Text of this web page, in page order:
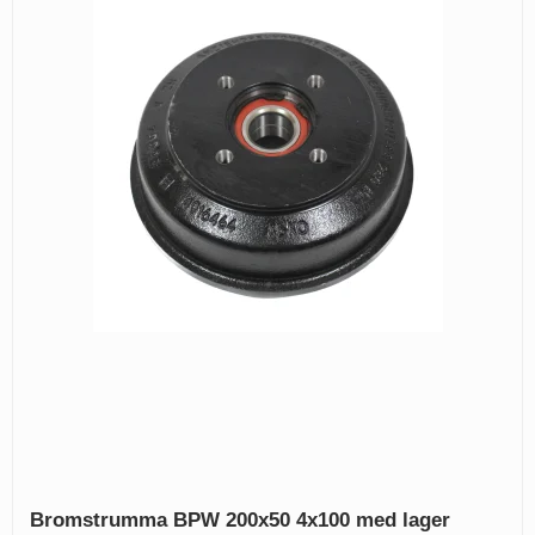
Bromstrumma BPW 200x50 4x100 med lager